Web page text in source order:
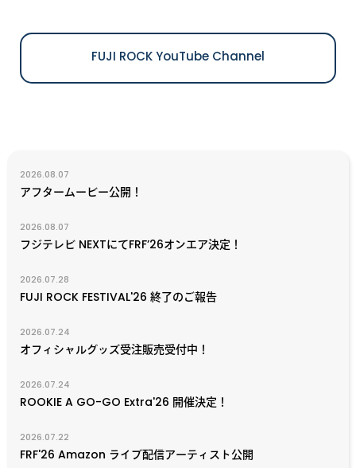
FUJI ROCK YouTube Channel
2026.08.07
アフタームービー公開！
2026.08.07
フジテレビ NEXTにてFRF’26オンエア決定！
2026.07.28
FUJI ROCK FESTIVAL'26 終了のご報告
2026.07.24
オフィシャルグッズ受注販売受付中！
2026.07.24
ROOKIE A GO-GO Extra'26 開催決定！
2026.07.22
FRF'26 Amazon ライブ配信アーティスト公開